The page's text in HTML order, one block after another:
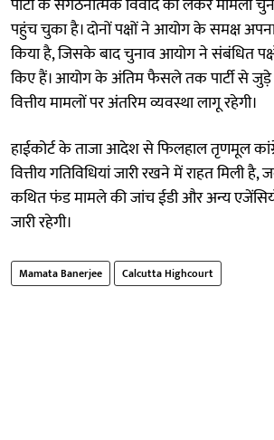
पहुंच चुका है। दोनों पक्षों ने आयोग के समक्ष
किया है, जिसके बाद चुनाव आयोग ने संबंधित
किए हैं। आयोग के अंतिम फैसले तक पार्टी से
वित्तीय मामलों पर अंतरिम व्यवस्था लागू रहेगी।
हाईकोर्ट के ताजा आदेश से फिलहाल तृणमूल
वित्तीय गतिविधियां जारी रखने में राहत मिली
कथित फंड मामले की जांच ईडी और अन्य
जारी रहेगी।
Mamata Banerjee Calcutta Highcourt